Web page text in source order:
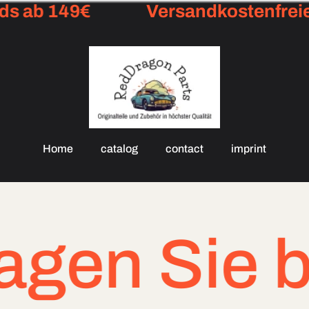
149€ Versandkostenfreie
Home catalog contact imprint
bei